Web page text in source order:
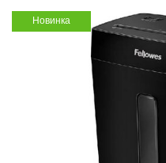
Новинка